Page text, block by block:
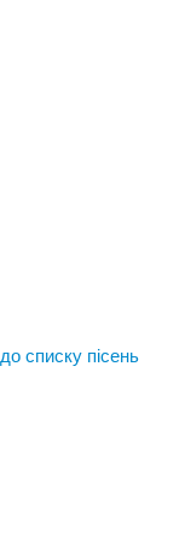
до списку пісень